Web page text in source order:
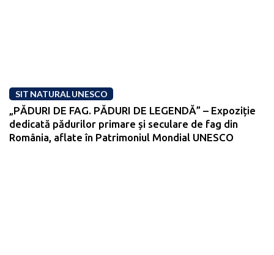
SIT NATURAL UNESCO
„PĂDURI DE FAG. PĂDURI DE LEGENDĂ” – Expoziție
dedicată pădurilor primare și seculare de fag din
România, aflate în Patrimoniul Mondial UNESCO